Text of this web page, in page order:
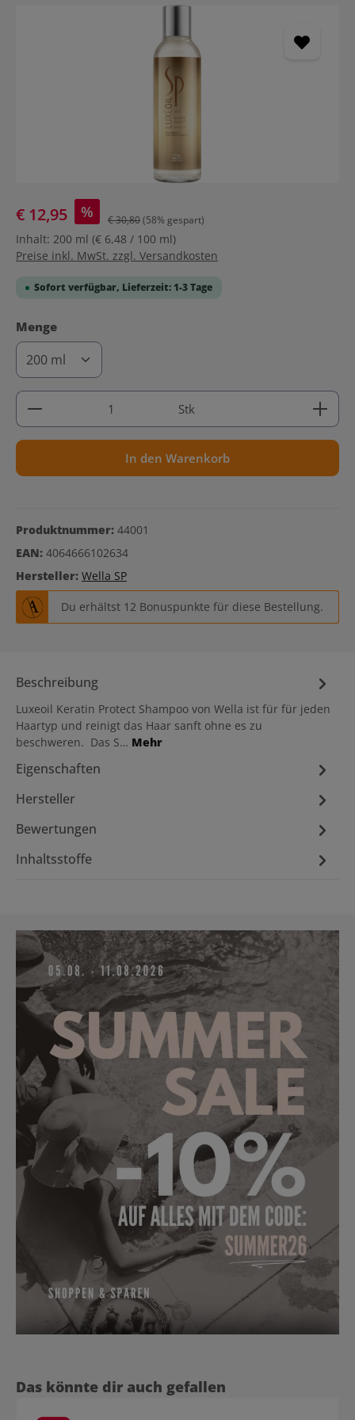
€ 12,95 % € 30,80(58% gespart)
Inhalt: 200 ml (€ 6,48 / 100 ml)
Preise inkl. MwSt. zzgl. Versandkosten
Sofort verfügbar, Lieferzeit: 1-3 Tage
Mengeauswählen
Produkt Anzahl: Gib den gewünschten Wert ein
Stk
In den Warenkorb
Produktnummer: 44001
EAN: 4064666102634
Hersteller: Wella SP
Du erhältst 12 Bonuspunkte für diese Bestellung.
Beschreibung
Luxeoil Keratin Protect Shampoo von Wella ist für für jeden
Haartyp und reinigt das Haar sanft ohne es zu
beschweren. Das S… Mehr
Eigenschaften
Hersteller
Bewertungen
Inhaltsstoffe
Produktgalerie überspringen
Das könnte dir auch gefallen